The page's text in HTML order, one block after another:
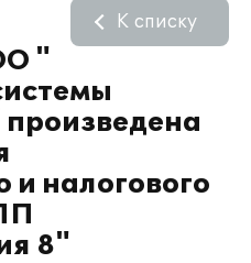
"
и налогового
8"
К списку